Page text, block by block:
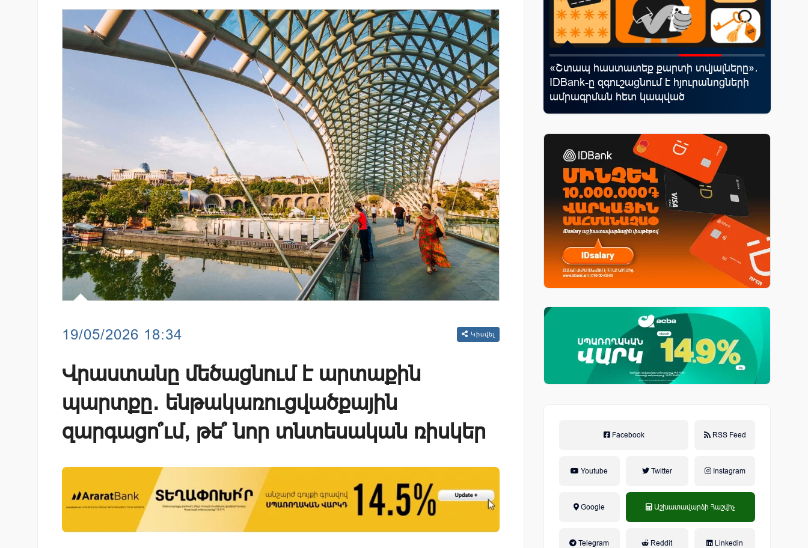
19/05/2026 18:34 Կիսվել
Վրաստանը մեծացնում է արտաքին
պարտքը․ ենթակառուցվածքային
զարգացո՞ւմ, թե՞ նոր տնտեսական ռիսկեր
Ucom-ի աջակցությամբ ներկայացվեց
«Մտապահիր կենդանիներին» կրթական
Ֆասթ Բանկը Սևան Ստարտափ
Սամմիթին ներկայացրել է իր
պրոդուկտներն ու քարտային
առաջարկները
«Շտապ հաստատեք քարտի տվյալները»․
IDBank-ը զգուշացնում է հյուրանոցների
ամրագրման հետ կապված
զեղծարարությունների մասին
Facebook RSS Feed
Youtube Twitter Instagram
Google Աշխատավարձի Հաշվիչ
Telegram Reddit Linkedin